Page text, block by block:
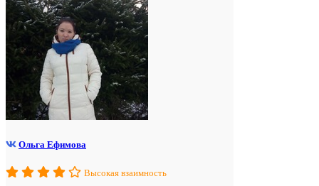
Ольга Ефимова
Высокая взаимность